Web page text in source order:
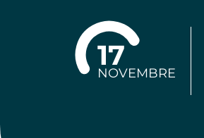
17
NOVEMBRE